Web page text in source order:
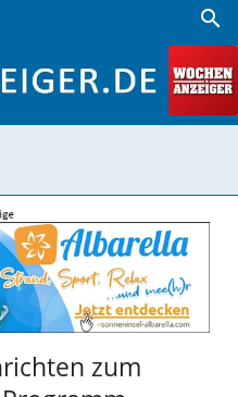
search
zum